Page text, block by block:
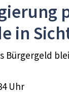
in
Bürgergeld
Uhr